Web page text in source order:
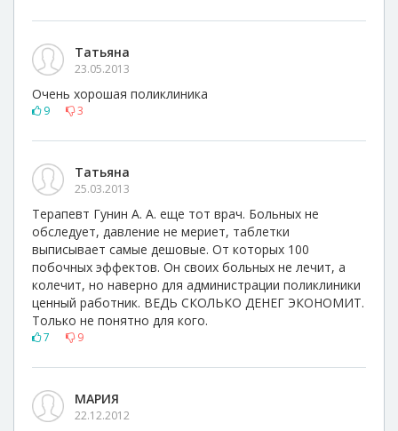
Татьяна
23.05.2013
Очень хорошая поликлиника
9 3
Татьяна
25.03.2013
Терапевт Гунин А. А. еще тот врач. Больных не
обследует, давление не мериет, таблетки
выписывает самые дешовые. От которых 100
побочных эффектов. Он своих больных не лечит, а
колечит, но наверно для администрации поликлиники
ценный работник. ВЕДЬ СКОЛЬКО ДЕНЕГ ЭКОНОМИТ.
Только не понятно для кого.
7 9
МАРИЯ
22.12.2012